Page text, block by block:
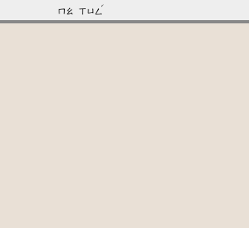
ㄇㄠ ㄒㄩㄥ
ˊ